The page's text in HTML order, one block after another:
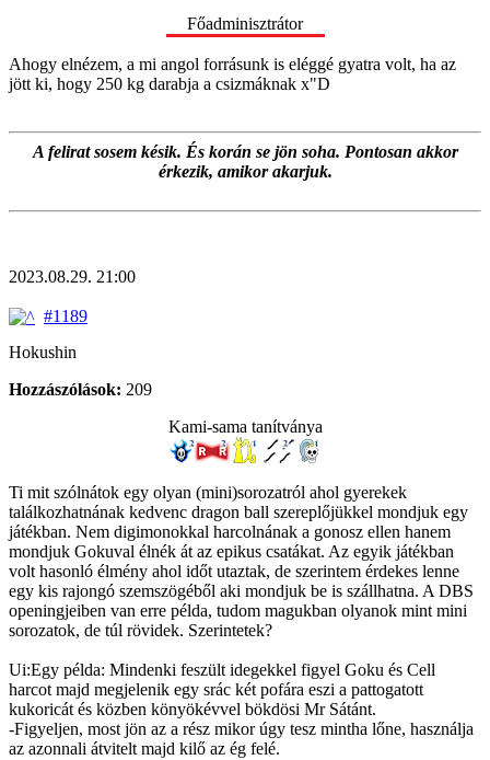
Főadminisztrátor
Ahogy elnézem, a mi angol forrásunk is eléggé gyatra volt, ha az
jött ki, hogy 250 kg darabja a csizmáknak x"D
A felirat sosem késik. És korán se jön soha. Pontosan akkor
érkezik, amikor akarjuk.
2023.08.29. 21:00
#1189
Hokushin
Hozzászólások: 209
Kami-sama tanítványa
Ti mit szólnátok egy olyan (mini)sorozatról ahol gyerekek
találkozhatnának kedvenc dragon ball szereplőjükkel mondjuk egy
játékban. Nem digimonokkal harcolnának a gonosz ellen hanem
mondjuk Gokuval élnék át az epikus csatákat. Az egyik játékban
volt hasonló élmény ahol időt utaztak, de szerintem érdekes lenne
egy kis rajongó szemszögéből aki mondjuk be is szállhatna. A DBS
openingjeiben van erre példa, tudom magukban olyanok mint mini
sorozatok, de túl rövidek. Szerintetek?
Ui:Egy példa: Mindenki feszült idegekkel figyel Goku és Cell
harcot majd megjelenik egy srác két pofára eszi a pattogatott
kukoricát és közben könyökévvel bökdösi Mr Sátánt.
-Figyeljen, most jön az a rész mikor úgy tesz mintha lőne, használja
az azonnali átvitelt majd kilő az ég felé.